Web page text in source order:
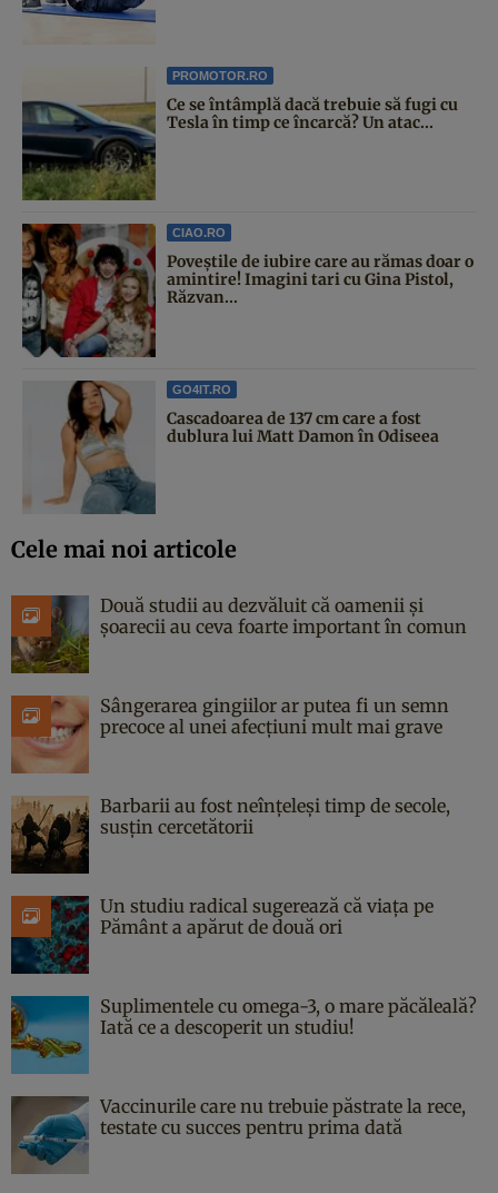
PROMOTOR.RO
Ce se întâmplă dacă trebuie să fugi cu
Tesla în timp ce încarcă? Un atac...
CIAO.RO
Poveştile de iubire care au rămas doar o
amintire! Imagini tari cu Gina Pistol,
Răzvan...
GO4IT.RO
Cascadoarea de 137 cm care a fost
dublura lui Matt Damon în Odiseea
Cele mai noi articole
Două studii au dezvăluit că oamenii și
șoarecii au ceva foarte important în comun
Sângerarea gingiilor ar putea fi un semn
precoce al unei afecțiuni mult mai grave
Barbarii au fost neînțeleși timp de secole,
susțin cercetătorii
Un studiu radical sugerează că viața pe
Pământ a apărut de două ori
Suplimentele cu omega-3, o mare păcăleală?
Iată ce a descoperit un studiu!
Vaccinurile care nu trebuie păstrate la rece,
testate cu succes pentru prima dată